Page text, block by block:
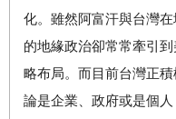
化。雖然阿富汗與台灣
的地緣政治卻常常牽引
略布局。而目前台灣正
論是企業、政府或是個